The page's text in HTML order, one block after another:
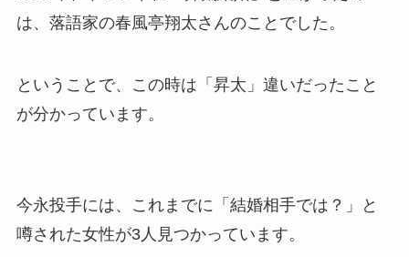
は、落語家の春風亭翔太さんのことでした。
ということで、この時は「昇太」違いだったこと
が分かっています。
今永投手には、これまでに「結婚相手では？」と
噂された女性が3人見つかっています。